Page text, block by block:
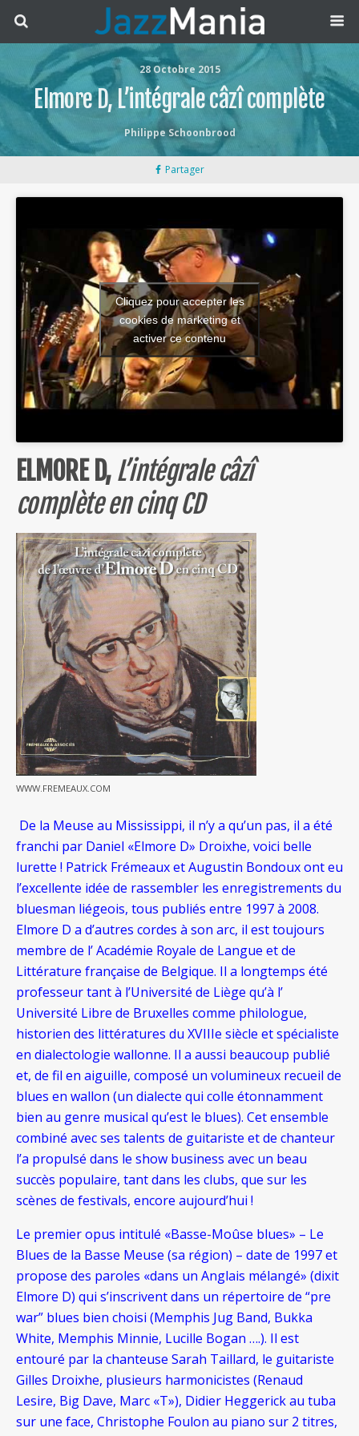
28 Octobre 2015
Elmore D, L’intégrale câzî complète
Philippe Schoonbrood
Partager
Cliquez pour accepter les
cookies de marketing et
activer ce contenu
ELMORE D, L’intégrale câzî
complète en cinq CD
WWW.FREMEAUX.COM
De la Meuse au Mississippi, il n’y a qu’un pas, il a été
franchi par Daniel «Elmore D» Droixhe, voici belle
lurette ! Patrick Frémeaux et Augustin Bondoux ont eu
l’excellente idée de rassembler les enregistrements du
bluesman liégeois, tous publiés entre 1997 à 2008.
Elmore D a d’autres cordes à son arc, il est toujours
membre de l’ Académie Royale de Langue et de
Littérature française de Belgique. Il a longtemps été
professeur tant à l’Université de Liège qu’à l’
Université Libre de Bruxelles comme philologue,
historien des littératures du XVIIIe siècle et spécialiste
en dialectologie wallonne. Il a aussi beaucoup publié
et, de fil en aiguille, composé un volumineux recueil de
blues en wallon (un dialecte qui colle étonnamment
bien au genre musical qu’est le blues). Cet ensemble
combiné avec ses talents de guitariste et de chanteur
l’a propulsé dans le show business avec un beau
succès populaire, tant dans les clubs, que sur les
scènes de festivals, encore aujourd’hui !
Le premier opus intitulé «Basse-Moûse blues» – Le
Blues de la Basse Meuse (sa région) – date de 1997 et
propose des paroles «dans un Anglais mélangé» (dixit
Elmore D) qui s’inscrivent dans un répertoire de “pre
war” blues bien choisi (Memphis Jug Band, Bukka
White, Memphis Minnie, Lucille Bogan ….). Il est
entouré par la chanteuse Sarah Taillard, le guitariste
Gilles Droixhe, plusieurs harmonicistes (Renaud
Lesire, Big Dave, Marc «T»), Didier Heggerick au tuba
sur une face, Christophe Foulon au piano sur 2 titres,